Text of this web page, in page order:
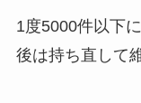
1度5000件以下
後は持ち直して